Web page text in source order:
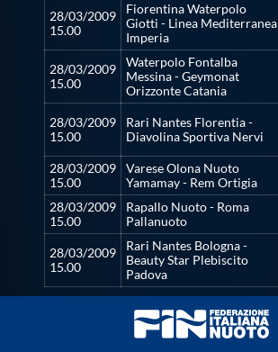
28/03/2009
15.00
Fiorentina Waterpolo
Giotti - Linea Mediterranea
Imperia
28/03/2009
15.00
Waterpolo Fontalba
Messina - Geymonat
Orizzonte Catania
28/03/2009
15.00
Rari Nantes Florentia -
Diavolina Sportiva Nervi
28/03/2009
15.00
Varese Olona Nuoto
Yamamay - Rem Ortigia
28/03/2009
15.00
Rapallo Nuoto - Roma
Pallanuoto
28/03/2009
15.00
Rari Nantes Bologna -
Beauty Star Plebiscito
Padova